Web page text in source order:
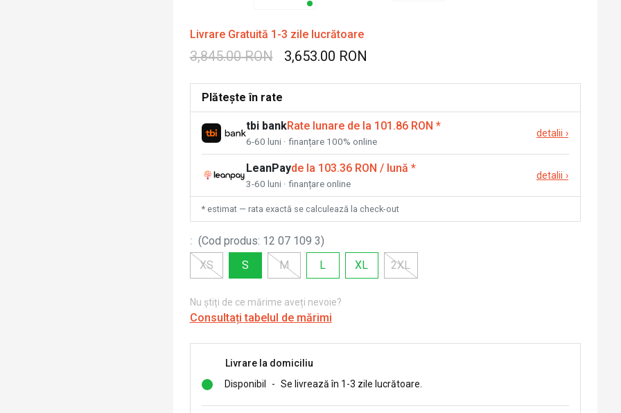
Livrare Gratuită 1-3 zile lucrătoare
3,845.00 RON 3,653.00 RON
Plătește în rate
tbi bankRate lunare de la 101.86 RON *
6-60 luni · finanțare 100% online
detalii ›
LeanPayde la 103.36 RON / lună *
3-60 luni · finanțare online
detalii ›
* estimat — rata exactă se calculează la check-out
: (Cod produs: 12 07 109 3)
XS
S M L XL 2XL
Nu știți de ce mărime aveți nevoie?
Consultați tabelul de mărimi
Livrare la domiciliu
Disponibil
- Se livrează în 1-3 zile lucrătoare.